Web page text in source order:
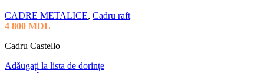
CADRE METALICE, Cadru raft
4 800 MDL
Cadru Castello
Adăugați la lista de dorințe